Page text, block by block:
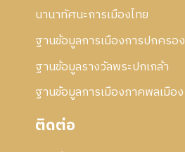
นานาทัศนะการเมืองไทย
ฐานข้อมูลการเมืองการปกครอง
ฐานข้อมูลรางวัลพระปกเกล้า
ฐานข้อมูลการเมืองภาคพลเมือง
ติดต่อ